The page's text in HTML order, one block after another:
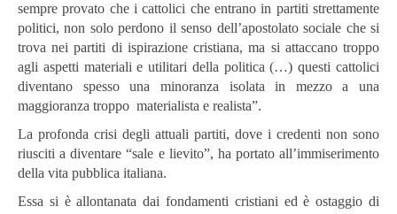
sempre provato che i cattolici che entrano in partiti strettamente
politici, non solo perdono il senso dell’apostolato sociale che si
trova nei partiti di ispirazione cristiana, ma si attaccano troppo
agli aspetti materiali e utilitari della politica (…) questi cattolici
diventano spesso una minoranza isolata in mezzo a una
maggioranza troppo materialista e realista”.
La profonda crisi degli attuali partiti, dove i credenti non sono
riusciti a diventare “sale e lievito”, ha portato all’immiserimento
della vita pubblica italiana.
Essa si è allontanata dai fondamenti cristiani ed è ostaggio di